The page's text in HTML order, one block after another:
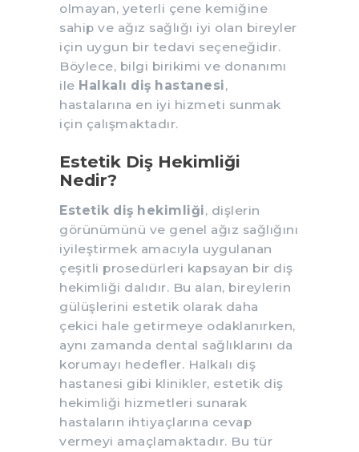
olmayan, yeterli çene kemiğine
sahip ve ağız sağlığı iyi olan bireyler
için uygun bir tedavi seçeneğidir.
Böylece, bilgi birikimi ve donanımı
ile Halkalı diş hastanesi,
hastalarına en iyi hizmeti sunmak
için çalışmaktadır.
Estetik Diş Hekimliği
Nedir?
Estetik diş hekimliği, dişlerin
görünümünü ve genel ağız sağlığını
iyileştirmek amacıyla uygulanan
çeşitli prosedürleri kapsayan bir diş
hekimliği dalıdır. Bu alan, bireylerin
gülüşlerini estetik olarak daha
çekici hale getirmeye odaklanırken,
aynı zamanda dental sağlıklarını da
korumayı hedefler. Halkalı diş
hastanesi gibi klinikler, estetik diş
hekimliği hizmetleri sunarak
hastaların ihtiyaçlarına cevap
vermeyi amaçlamaktadır. Bu tür